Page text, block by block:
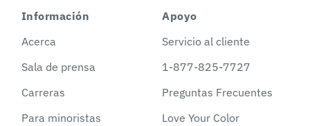
Información
Acerca
Sala de prensa
Carreras
Para minoristas
Apoyo
Servicio al cliente
1-877-825-7727
Preguntas Frecuentes
Love Your Color